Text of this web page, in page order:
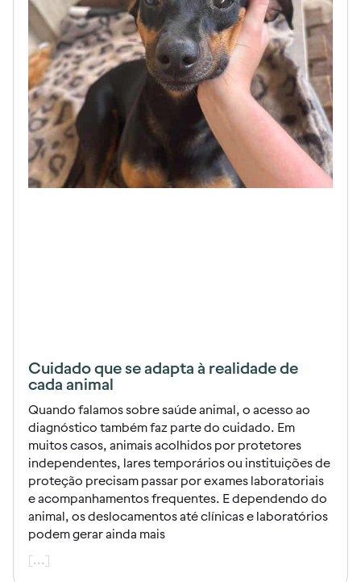
Cuidado que se adapta à realidade de
cada animal
Quando falamos sobre saúde animal, o acesso ao
diagnóstico também faz parte do cuidado. Em
muitos casos, animais acolhidos por protetores
independentes, lares temporários ou instituições de
proteção precisam passar por exames laboratoriais
e acompanhamentos frequentes. E dependendo do
animal, os deslocamentos até clínicas e laboratórios
podem gerar ainda mais
[...]